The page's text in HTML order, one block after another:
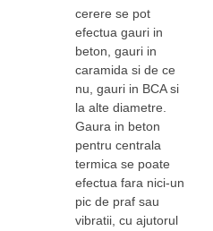
cerere se pot
efectua gauri in
beton, gauri in
caramida si de ce
nu, gauri in BCA si
la alte diametre.
Gaura in beton
pentru centrala
termica se poate
efectua fara nici-un
pic de praf sau
vibratii, cu ajutorul